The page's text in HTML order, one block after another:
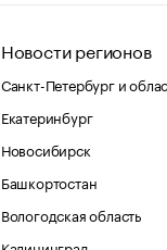
Новости регионов
Санкт-Петербург и
Екатеринбург
Новосибирск
Башкортостан
Вологодская область